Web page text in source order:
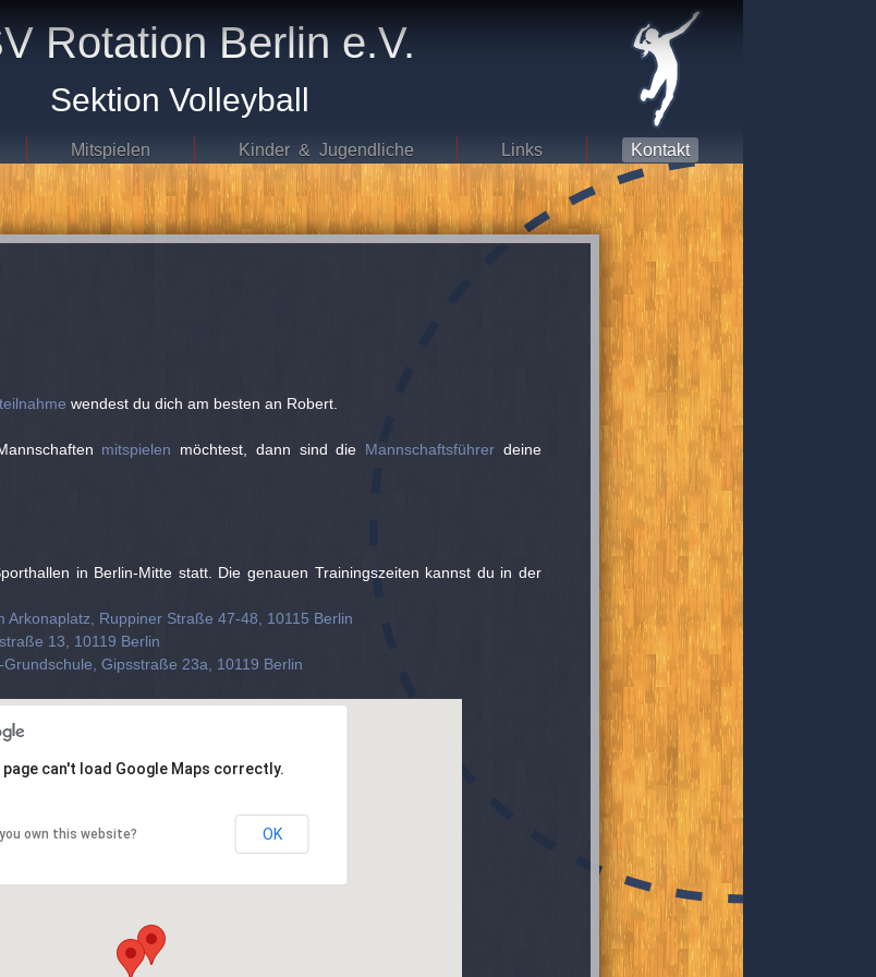
Rotation Berlin e.V.
Sektion Volleyball
Mitspielen Kinder & Jugendliche Links Kontakt
wendest du dich am besten an Robert.
mitspielen möchtest, dann sind die Mannschaftsführer deine
in Berlin-Mitte statt. Die genauen Trainingszeiten kannst du in der
Arkonaplatz, Ruppiner Straße 47-48, 10115 Berlin
13, 10119 Berlin
Gipsstraße 23a, 10119 Berlin
page can't load Google Maps correctly.
own this website? OK